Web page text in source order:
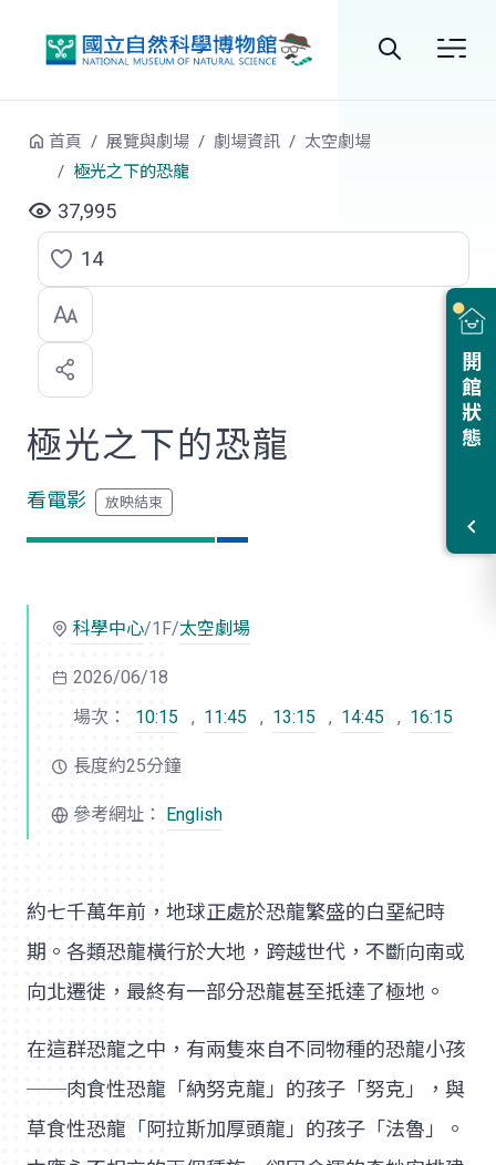
開館狀態
首頁 展覽與劇場 劇場資訊
太空劇場
極光之下的恐龍
37,995
點
選
喜
歡
14
極光之下的恐龍
看電影
科學中心/1F/太空劇場
2026/06/18
場次：
10:15 , 11:45 , 13:15 , 14:45 , 16:15
長度約25分鐘
參考網址： English
約七千萬年前，地球正處於恐龍繁盛的白堊紀時
期。各類恐龍橫行於大地，跨越世代，不斷向南或
向北遷徙，最終有一部分恐龍甚至抵達了極地。
在這群恐龍之中，有兩隻來自不同物種的恐龍小孩
──肉食性恐龍「納努克龍」的孩子「努克」，與
草食性恐龍「阿拉斯加厚頭龍」的孩子「法魯」。